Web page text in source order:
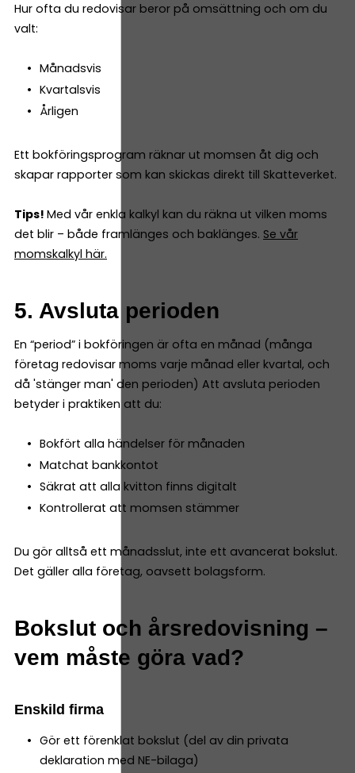
Hur ofta du redovisar beror på omsättning och om du
valt:
Månadsvis
Kvartalsvis
Årligen
Ett bokföringsprogram räknar ut momsen åt dig och
skapar rapporter som kan skickas direkt till Skatteverket.
Tips! Med vår enkla kalkyl kan du räkna ut vilken moms
det blir – både framlänges och baklänges. Se vår
momskalkyl här.
5. Avsluta perioden
En “period” i bokföringen är ofta en månad (många
företag redovisar moms varje månad eller kvartal, och
då 'stänger man' den perioden) Att avsluta perioden
betyder i praktiken att du:
Bokfört alla händelser för månaden
Matchat bankkontot
Säkrat att alla kvitton finns digitalt
Kontrollerat att momsen stämmer
Du gör alltså ett månadsslut, inte ett avancerat bokslut.
Det gäller alla företag, oavsett bolagsform.
Bokslut och årsredovisning –
vem måste göra vad?
Enskild firma
Gör ett förenklat bokslut (del av din privata
deklaration med NE-bilaga)